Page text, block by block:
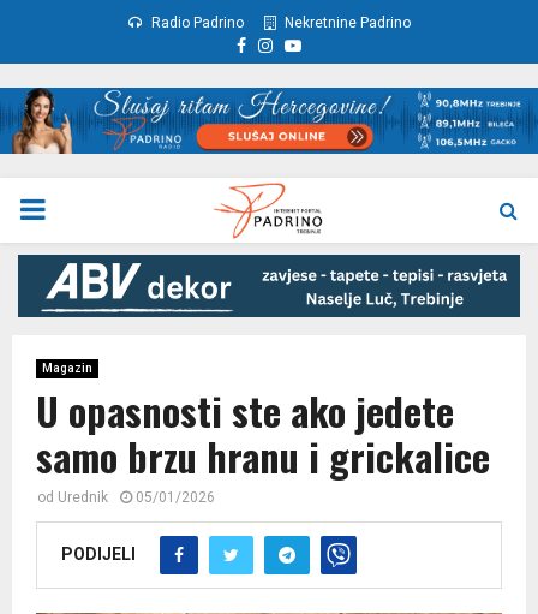
Radio Padrino Nekretnine Padrino
Facebook
Instagram
Youtube
PRIMARY
MENU
Magazin
U opasnosti ste ako jedete
samo brzu hranu i grickalice
od Urednik 05/01/2026
PODIJELI